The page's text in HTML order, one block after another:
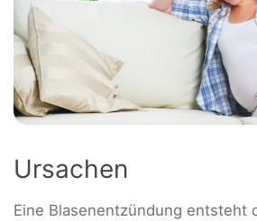
Ursachen
Eine Blasenentzündung entsteht